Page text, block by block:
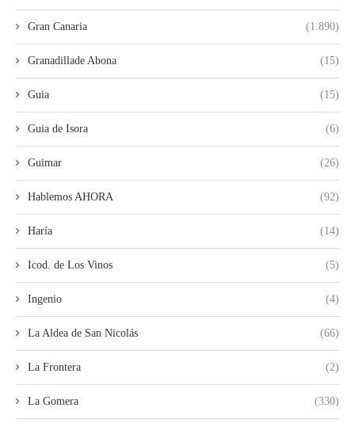
Gran Canaria (1.890)
Granadillade Abona (15)
Guia (15)
Guia de Isora (6)
Guimar (26)
Hablemos AHORA (92)
Haría (14)
Icod. de Los Vinos (5)
Ingenio (4)
La Aldea de San Nicolás (66)
La Frontera (2)
La Gomera (330)